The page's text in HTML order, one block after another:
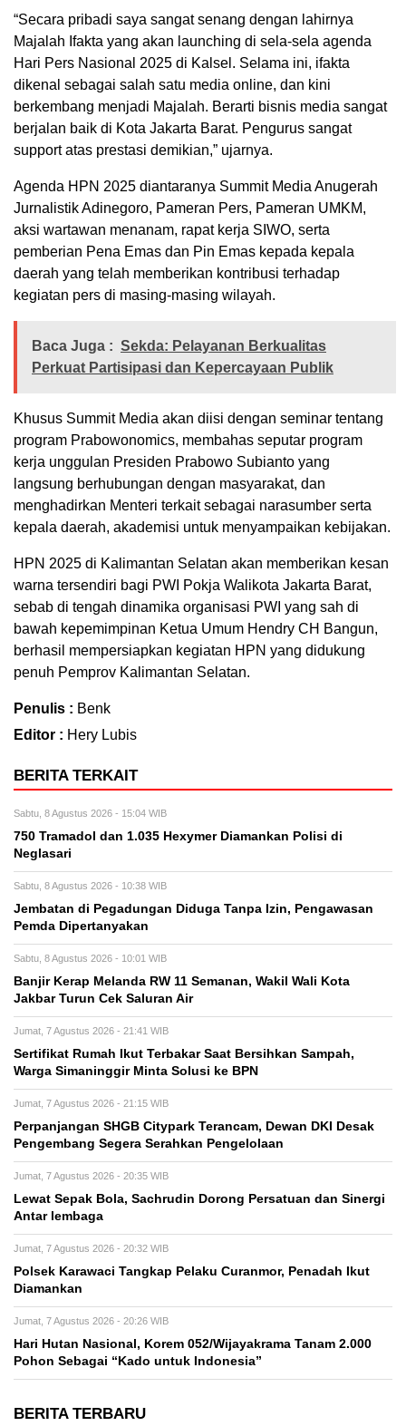
“Secara pribadi saya sangat senang dengan lahirnya
Majalah Ifakta yang akan launching di sela-sela agenda
Hari Pers Nasional 2025 di Kalsel. Selama ini, ifakta
dikenal sebagai salah satu media online, dan kini
berkembang menjadi Majalah. Berarti bisnis media sangat
berjalan baik di Kota Jakarta Barat. Pengurus sangat
support atas prestasi demikian,” ujarnya.
Agenda HPN 2025 diantaranya Summit Media Anugerah
Jurnalistik Adinegoro, Pameran Pers, Pameran UMKM,
aksi wartawan menanam, rapat kerja SIWO, serta
pemberian Pena Emas dan Pin Emas kepada kepala
daerah yang telah memberikan kontribusi terhadap
kegiatan pers di masing-masing wilayah.
Baca Juga : Sekda: Pelayanan Berkualitas
Perkuat Partisipasi dan Kepercayaan Publik
Khusus Summit Media akan diisi dengan seminar tentang
program Prabowonomics, membahas seputar program
kerja unggulan Presiden Prabowo Subianto yang
langsung berhubungan dengan masyarakat, dan
menghadirkan Menteri terkait sebagai narasumber serta
kepala daerah, akademisi untuk menyampaikan kebijakan.
HPN 2025 di Kalimantan Selatan akan memberikan kesan
warna tersendiri bagi PWI Pokja Walikota Jakarta Barat,
sebab di tengah dinamika organisasi PWI yang sah di
bawah kepemimpinan Ketua Umum Hendry CH Bangun,
berhasil mempersiapkan kegiatan HPN yang didukung
penuh Pemprov Kalimantan Selatan.
Penulis : Benk
Editor : Hery Lubis
BERITA TERKAIT
Sabtu, 8 Agustus 2026 - 15:04 WIB
750 Tramadol dan 1.035 Hexymer Diamankan Polisi di
Neglasari
Sabtu, 8 Agustus 2026 - 10:38 WIB
Jembatan di Pegadungan Diduga Tanpa Izin, Pengawasan
Pemda Dipertanyakan
Sabtu, 8 Agustus 2026 - 10:01 WIB
Banjir Kerap Melanda RW 11 Semanan, Wakil Wali Kota
Jakbar Turun Cek Saluran Air
Jumat, 7 Agustus 2026 - 21:41 WIB
Sertifikat Rumah Ikut Terbakar Saat Bersihkan Sampah,
Warga Simaninggir Minta Solusi ke BPN
Jumat, 7 Agustus 2026 - 21:15 WIB
Perpanjangan SHGB Citypark Terancam, Dewan DKI Desak
Pengembang Segera Serahkan Pengelolaan
Jumat, 7 Agustus 2026 - 20:35 WIB
Lewat Sepak Bola, Sachrudin Dorong Persatuan dan Sinergi
Antar lembaga
Jumat, 7 Agustus 2026 - 20:32 WIB
Polsek Karawaci Tangkap Pelaku Curanmor, Penadah Ikut
Diamankan
Jumat, 7 Agustus 2026 - 20:26 WIB
Hari Hutan Nasional, Korem 052/Wijayakrama Tanam 2.000
Pohon Sebagai “Kado untuk Indonesia”
BERITA TERBARU